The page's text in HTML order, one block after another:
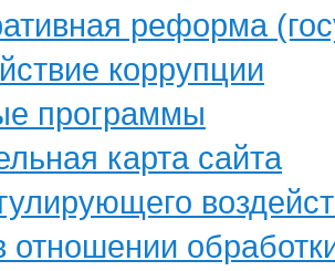
реформа
коррупции
программы
карта сайта
отношении